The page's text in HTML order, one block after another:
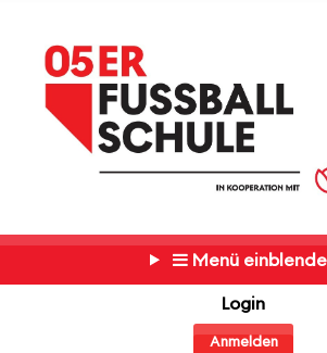
Menü
Login
Anmelden